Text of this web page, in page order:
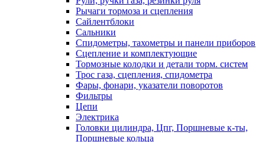
Рычаги тормоза и сцепления
Сайлентблоки
Сальники
Спидометры, тахометры и панели приборов
Сцепление и комплектующие
Тормозные колодки и детали торм. систем
Трос газа, сцепления, спидометра
Фары, фонари, указатели поворотов
Фильтры
Цепи
Электрика
Головки цилиндра, Цпг, Поршневые к-ты,
Поршневые кольца